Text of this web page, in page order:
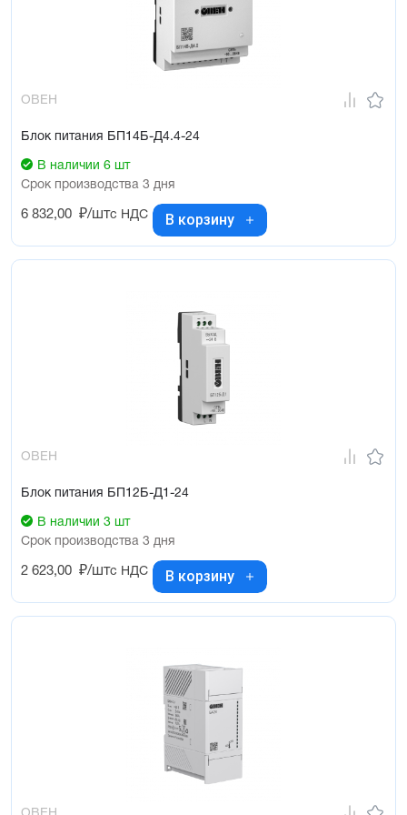
ОВЕН
Блок питания БП14Б-Д4.4-24
В наличии 6 шт
Срок производства 3 дня
6 832,00 ₽/штс НДС В корзину
ОВЕН
Блок питания БП12Б-Д1-24
В наличии 3 шт
Срок производства 3 дня
2 623,00 ₽/штс НДС В корзину